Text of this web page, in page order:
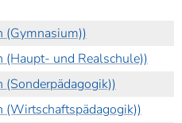
(Gymnasium))
(Haupt- und Realschule))
(Sonderpädagogik))
(Wirtschaftspädagogik))